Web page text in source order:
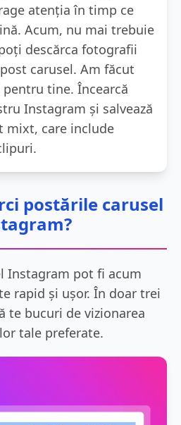
atenția în timp ce
Acum, nu mai trebuie
descărca fotografii
carusel. Am făcut
tine. Încearcă
Instagram și salvează
mixt, care include
postările carusel
Instagram pot fi acum
rapid și ușor. În doar trei
te bucuri de vizionarea
tale preferate.